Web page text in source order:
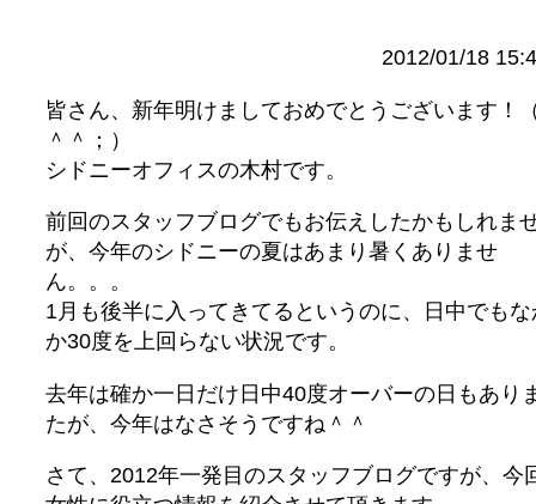
2012/01/18
皆さん、新年明けましておめでとうございます！
＾＾；）
シドニーオフィスの木村です。
前回のスタッフブログでもお伝えしたかもしれま
が、今年のシドニーの夏はあまり暑くありませ
ん。。。
1月も後半に入ってきてるというのに、日中でもな
か30度を上回らない状況です。
去年は確か一日だけ日中40度オーバーの日もあり
たが、今年はなさそうですね＾＾
さて、2012年一発目のスタッフブログですが、今